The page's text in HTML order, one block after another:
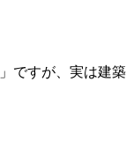
ですが、実は建